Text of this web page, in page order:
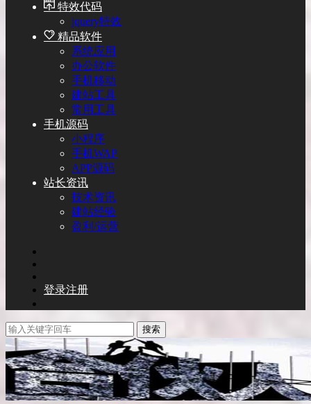
特效代码
jquery特效
精品软件
系统应用
办公软件
手机移动
建站工具
常用工具
手机源码
小程序
手机WAP
APP源码
站长资讯
技术资讯
建站经验
盈利/运营
登录注册
搜索